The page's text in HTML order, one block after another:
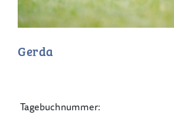
Gerda
Tagebuchnummer: